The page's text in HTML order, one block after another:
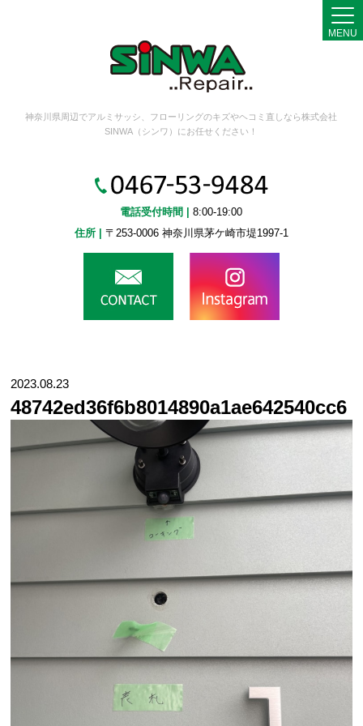
神奈川県周辺でアルミサッシ、フローリングのキズやヘコミ直しなら株式会社
SINWA（シンワ）にお任せください！
電話受付時間 |
8:00-19:00
住所 |
〒253-0006 神奈川県茅ケ崎市堤1997-1
MENU
2023.08.23
48742ed36f6b8014890a1ae642540cc6